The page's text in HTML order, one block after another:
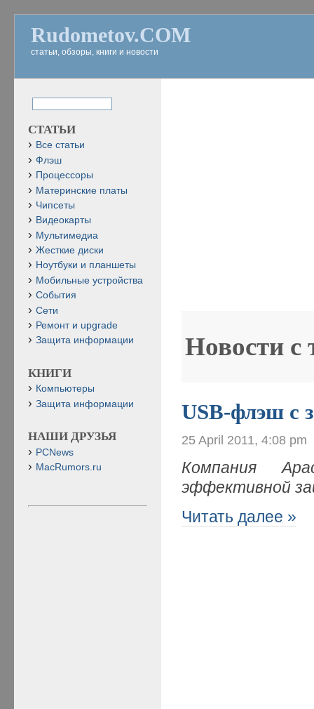
Rudometov.COM
статьи, обзоры, книги и новости
Новости с
USB-флэш с
25 April 2011, 4:08 pm
Компания
эффективной
Читать далее »
СТАТЬИ
Все статьи
Флэш
Процессоры
Материнские платы
Чипсеты
Видеокарты
Мультимедиа
Жесткие диски
Ноутбуки и планшеты
Мобильные устройства
События
Сети
Ремонт и upgrade
Защита информации
КНИГИ
Компьютеры
Защита информации
НАШИ ДРУЗЬЯ
PCNews
MacRumors.ru